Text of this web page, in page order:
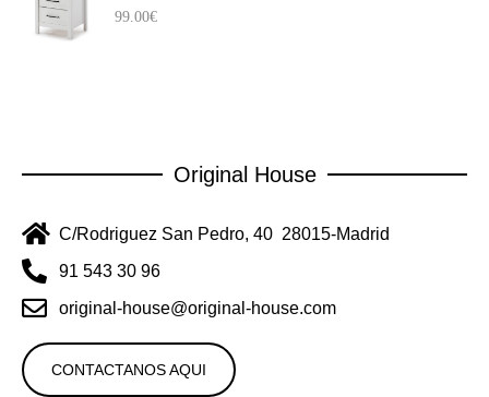
99.00€
Original House
C/Rodriguez San Pedro, 40 28015-Madrid
91 543 30 96
original-house@original-house.com
CONTACTANOS AQUI